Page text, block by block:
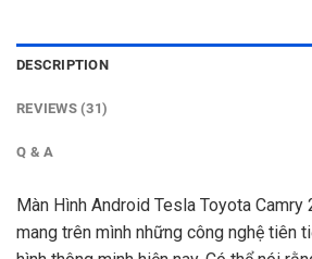
DESCRIPTION
REVIEWS (31)
Q & A
Màn Hình Android Tesla Toyota
mang trên mình những công nghệ tiên